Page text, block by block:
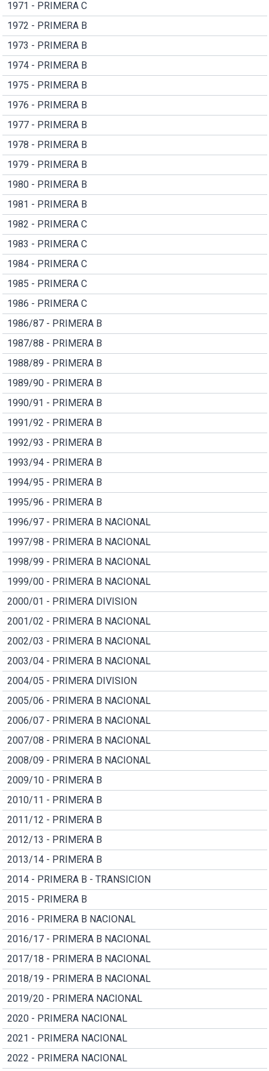
1971 - PRIMERA C
1972 - PRIMERA B
1973 - PRIMERA B
1974 - PRIMERA B
1975 - PRIMERA B
1976 - PRIMERA B
1977 - PRIMERA B
1978 - PRIMERA B
1979 - PRIMERA B
1980 - PRIMERA B
1981 - PRIMERA B
1982 - PRIMERA C
1983 - PRIMERA C
1984 - PRIMERA C
1985 - PRIMERA C
1986 - PRIMERA C
1986/87 - PRIMERA B
1987/88 - PRIMERA B
1988/89 - PRIMERA B
1989/90 - PRIMERA B
1990/91 - PRIMERA B
1991/92 - PRIMERA B
1992/93 - PRIMERA B
1993/94 - PRIMERA B
1994/95 - PRIMERA B
1995/96 - PRIMERA B
1996/97 - PRIMERA B NACIONAL
1997/98 - PRIMERA B NACIONAL
1998/99 - PRIMERA B NACIONAL
1999/00 - PRIMERA B NACIONAL
2000/01 - PRIMERA DIVISION
2001/02 - PRIMERA B NACIONAL
2002/03 - PRIMERA B NACIONAL
2003/04 - PRIMERA B NACIONAL
2004/05 - PRIMERA DIVISION
2005/06 - PRIMERA B NACIONAL
2006/07 - PRIMERA B NACIONAL
2007/08 - PRIMERA B NACIONAL
2008/09 - PRIMERA B NACIONAL
2009/10 - PRIMERA B
2010/11 - PRIMERA B
2011/12 - PRIMERA B
2012/13 - PRIMERA B
2013/14 - PRIMERA B
2014 - PRIMERA B - TRANSICION
2015 - PRIMERA B
2016 - PRIMERA B NACIONAL
2016/17 - PRIMERA B NACIONAL
2017/18 - PRIMERA B NACIONAL
2018/19 - PRIMERA B NACIONAL
2019/20 - PRIMERA NACIONAL
2020 - PRIMERA NACIONAL
2021 - PRIMERA NACIONAL
2022 - PRIMERA NACIONAL